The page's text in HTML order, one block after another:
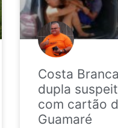
Costa
dupla
com cartão
Guamaré